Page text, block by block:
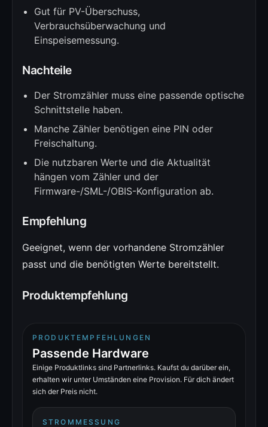
Gut für PV-Überschuss,
Verbrauchsüberwachung und
Einspeisemessung.
Nachteile
Der Stromzähler muss eine passende optische
Schnittstelle haben.
Manche Zähler benötigen eine PIN oder
Freischaltung.
Die nutzbaren Werte und die Aktualität
hängen vom Zähler und der
Firmware-/SML-/OBIS-Konfiguration ab.
Empfehlung
Geeignet, wenn der vorhandene Stromzähler
passt und die benötigten Werte bereitstellt.
Produktempfehlung
PRODUKTEMPFEHLUNGEN
Passende Hardware
Einige Produktlinks sind Partnerlinks. Kaufst du darüber ein,
erhalten wir unter Umständen eine Provision. Für dich ändert
sich der Preis nicht.
STROMMESSUNG